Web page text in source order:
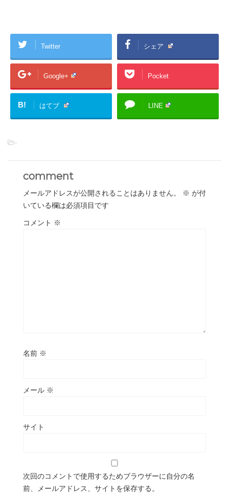
Twitter シェア
Google+ Pocket
B! はてブ LINE
-
comment
メールアドレスが公開されることはありません。 ※ が付
いている欄は必須項目です
コメント ※
名前 ※
メール ※
サイト
次回のコメントで使用するためブラウザーに自分の名
前、メールアドレス、サイトを保存する。